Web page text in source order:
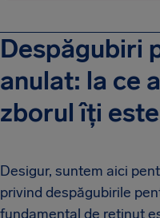
Despăgubiri
anulat: la ce
zborul îți
Desigur, suntem aici
privind despăgubirile
fundamental de reținut